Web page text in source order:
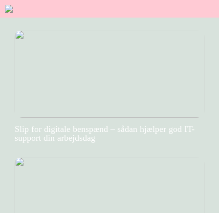
Slip for digitale benspænd – sådan hjælper god IT-
support din arbejdsdag